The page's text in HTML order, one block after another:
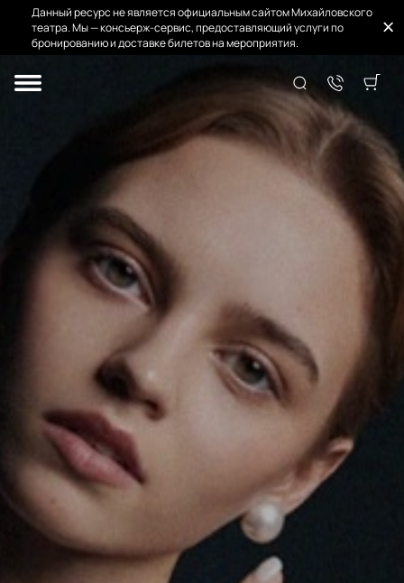
Данный ресурс не является официальным сайтом Михайловского
театра. Мы — консьерж-сервис, предоставляющий услуги по
бронированию и доставке билетов на мероприятия.